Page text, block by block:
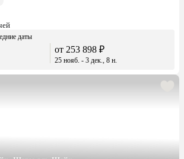
даты
от 253 898 ₽
25 нояб. - 3 дек., 8 н.